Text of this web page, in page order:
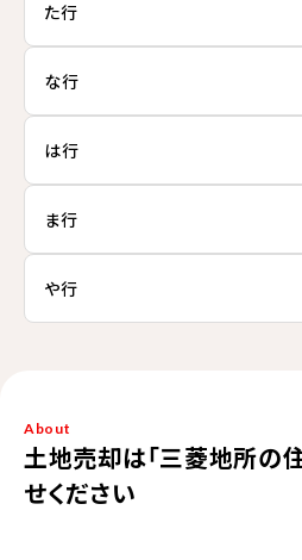
た行
な行
は行
ま行
や行
About
土地売却は「三菱地所の
せください